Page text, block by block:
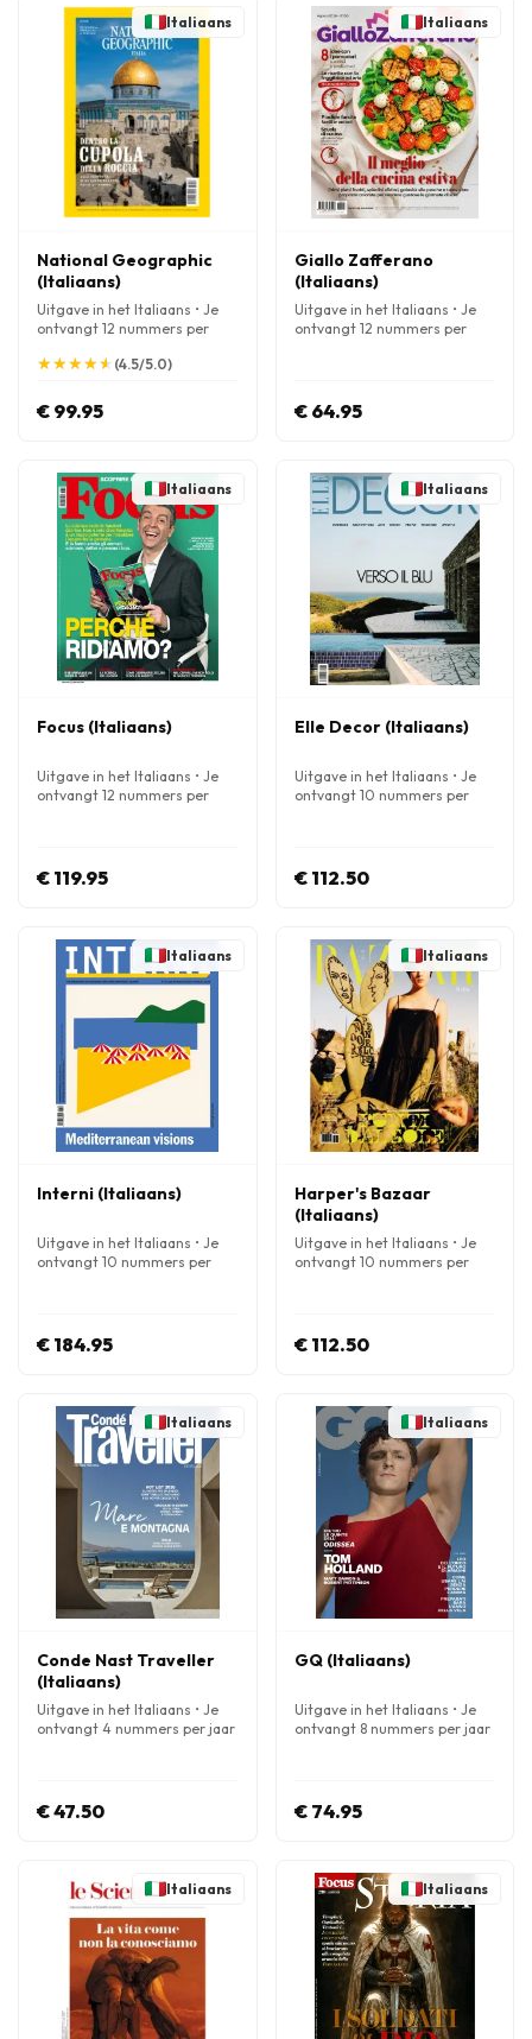
Italiaans
National Geographic
(Italiaans)
Uitgave in het Italiaans • Je
ontvangt 12 nummers per
★
★★
★★
★★
★★
★ (4.5/5.0)
€ 99.95
Italiaans
Giallo Zafferano
(Italiaans)
Uitgave in het Italiaans • Je
ontvangt 12 nummers per
€ 64.95
Italiaans
Focus (Italiaans)
Uitgave in het Italiaans • Je
ontvangt 12 nummers per
€ 119.95
Italiaans
Elle Decor (Italiaans)
Uitgave in het Italiaans • Je
ontvangt 10 nummers per
€ 112.50
Italiaans
Interni (Italiaans)
Uitgave in het Italiaans • Je
ontvangt 10 nummers per
€ 184.95
Italiaans
Harper's Bazaar
(Italiaans)
Uitgave in het Italiaans • Je
ontvangt 10 nummers per
€ 112.50
Italiaans
Conde Nast Traveller
(Italiaans)
Uitgave in het Italiaans • Je
ontvangt 4 nummers per jaar
€ 47.50
Italiaans
GQ (Italiaans)
Uitgave in het Italiaans • Je
ontvangt 8 nummers per jaar
€ 74.95
Italiaans Italiaans